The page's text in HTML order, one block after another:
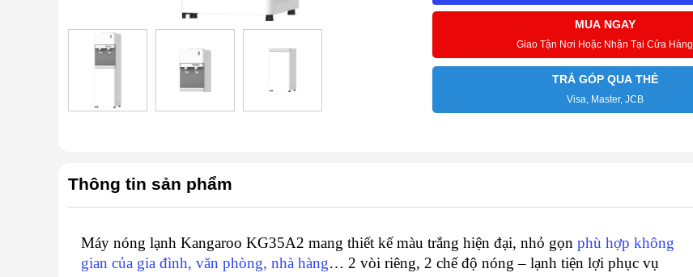
MUA NGAY
Giao Tận Nơi Hoặc Nhận Tại Cửa Hàng
TRẢ GÓP QUA THẺ
Visa, Master, JCB
Thông tin sản phẩm
Máy nóng lạnh Kangaroo KG35A2 mang thiết kế màu trắng hiện đại, nhỏ gọn phù hợp không
gian của gia đình, văn phòng, nhà hàng… 2 vòi riêng, 2 chế độ nóng – lạnh tiện lợi phục vụ